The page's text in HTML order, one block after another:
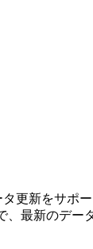
更新をサポ
、最新のデー